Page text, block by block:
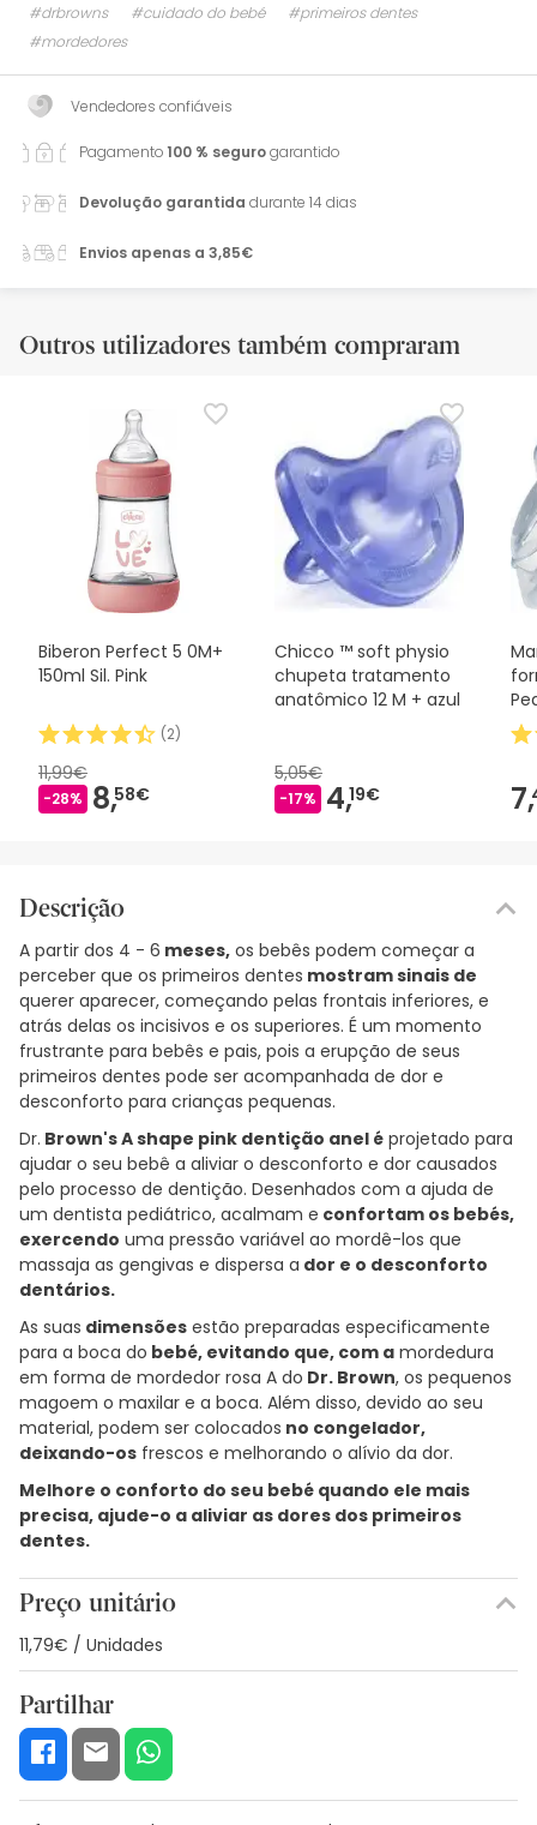
#drbrowns
#cuidado do bebé
#primeiros dentes
#mordedores
Vendedores confiáveis
Pagamento100 % segurogarantido
Devolução garantida durante 14 dias
Envios apenas a 3,85€
Outros utilizadores também compraram
Biberon Perfect 5 0M+
150ml Sil. Pink
(2)
11,99€
-28% 8,58€
Chicco ™ soft physio
chupeta tratamento
anatômico 12 M + azul
5,05€
-17% 4,19€ 7,
Descrição
A partir dos 4 - 6 meses, os bebês podem começar a
perceber que os primeiros dentes mostram sinais de
querer aparecer, começando pelas frontais inferiores, e
atrás delas os incisivos e os superiores. É um momento
frustrante para bebês e pais, pois a erupção de seus
primeiros dentes pode ser acompanhada de dor e
desconforto para crianças pequenas.
Dr. Brown's A shape pink dentição anel é projetado para
ajudar o seu bebê a aliviar o desconforto e dor causados
pelo processo de dentição. Desenhados com a ajuda de
um dentista pediátrico, acalmam e confortam os bebés,
exercendo uma pressão variável ao mordê-los que
massaja as gengivas e dispersa a dor e o desconforto
dentários.
As suas dimensões estão preparadas especificamente
para a boca do bebé, evitando que, com a mordedura
em forma de mordedor rosa A do Dr. Brown, os pequenos
magoem o maxilar e a boca. Além disso, devido ao seu
material, podem ser colocados no congelador,
deixando-os frescos e melhorando o alívio da dor.
Melhore o conforto do seu bebé quando ele mais
precisa, ajude-o a aliviar as dores dos primeiros
dentes.
Preço unitário
11,79€ / Unidades
Partilhar